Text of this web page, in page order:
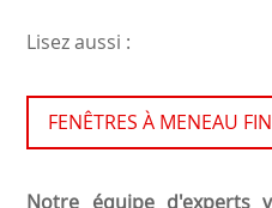
Lisez aussi :
FENÊTRES À MENEAU FIN
Notre équipe d'experts